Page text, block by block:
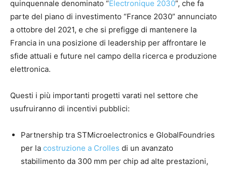
quinquennale denominato “Electronique 2030”, che fa
parte del piano di investimento “France 2030” annunciato
a ottobre del 2021, e che si prefigge di mantenere la
Francia in una posizione di leadership per affrontare le
sfide attuali e future nel campo della ricerca e produzione
elettronica.
Questi i più importanti progetti varati nel settore che
usufruiranno di incentivi pubblici:
Partnership tra STMicroelectronics e GlobalFoundries
per la costruzione a Crolles di un avanzato
stabilimento da 300 mm per chip ad alte prestazioni,